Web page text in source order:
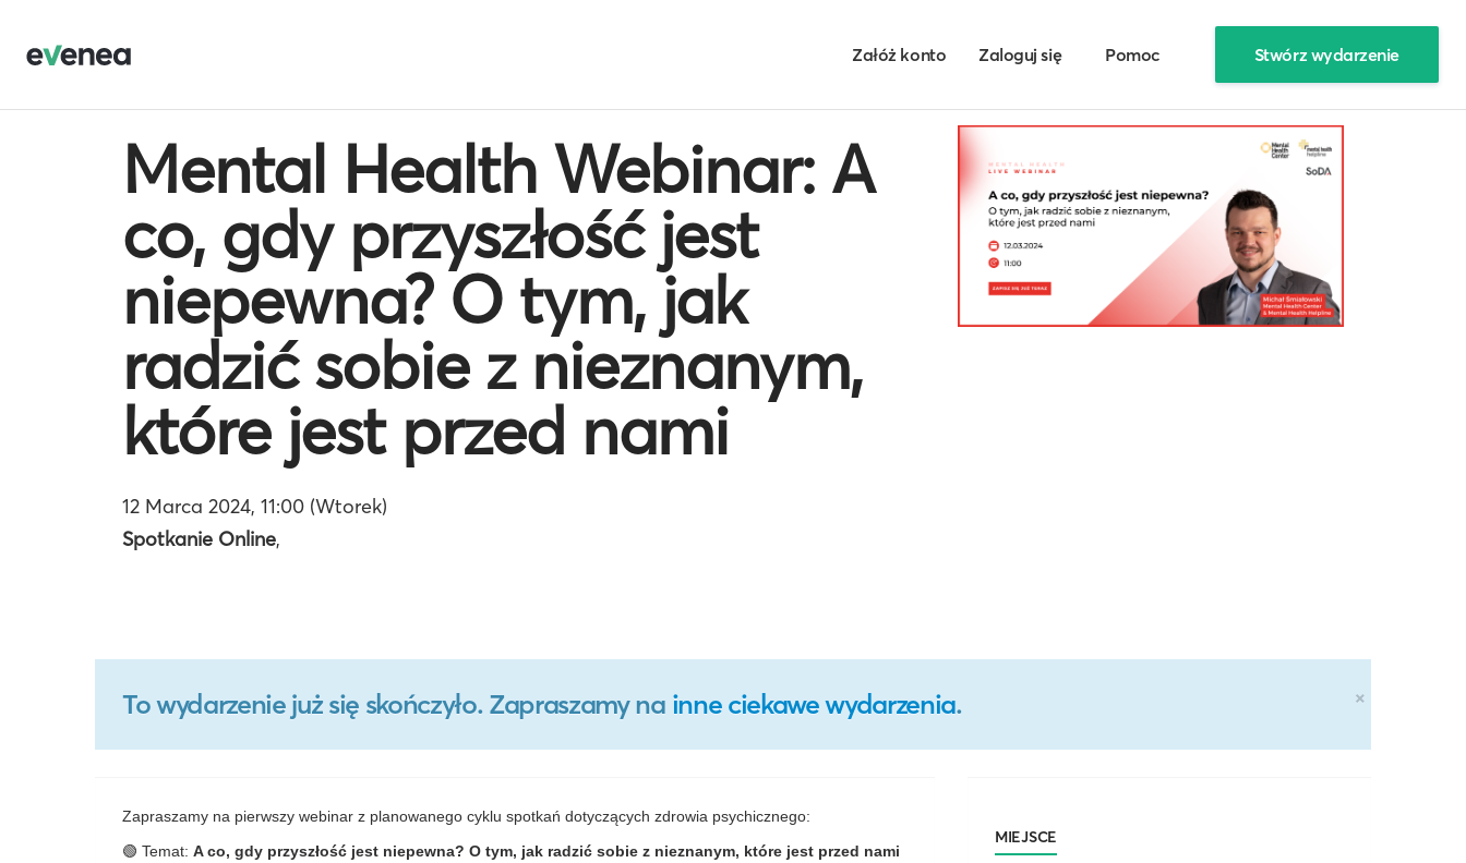
Załóż konto Zaloguj się Pomoc Stwórz wydarzenie
Mental Health Webinar: A
co, gdy przyszłość jest
niepewna? O tym, jak
radzić sobie z nieznanym,
które jest przed nami
12 Marca 2024, 11:00 (Wtorek)
Spotkanie Online,
×
To wydarzenie już się skończyło. Zapraszamy na inne ciekawe wydarzenia.
Zapraszamy na pierwszy webinar z planowanego cyklu spotkań dotyczących zdrowia psychicznego:
🟢 Temat: A co, gdy przyszłość jest niepewna? O tym, jak radzić sobie z nieznanym, które jest przed nami
MIEJSCE